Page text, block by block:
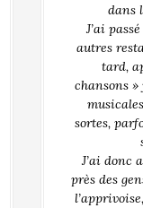
dans
J’ai
autres
tard,
chansons
sortes,
J’ai donc
près des